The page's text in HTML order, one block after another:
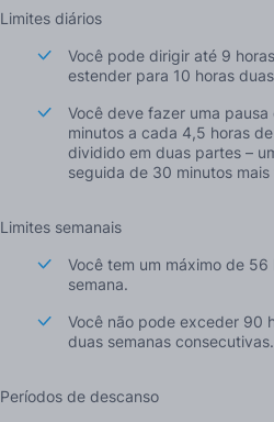
Limites diários
Você pode dirigir até 9
estender para 10 horas
Você deve fazer uma
minutos a cada 4,5 horas
dividido em duas partes –
seguida de 30 minutos mais
Limites semanais
Você tem um máximo de
semana.
Você não pode exceder 90
duas semanas consecutivas.
Períodos de descanso